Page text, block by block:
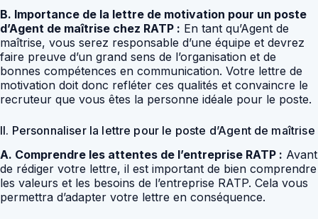
B. Importance de la lettre de motivation pour un poste
d’Agent de maîtrise chez RATP : En tant qu’Agent de
maîtrise, vous serez responsable d’une équipe et devrez
faire preuve d’un grand sens de l’organisation et de
bonnes compétences en communication. Votre lettre de
motivation doit donc refléter ces qualités et convaincre le
recruteur que vous êtes la personne idéale pour le poste.
II. Personnaliser la lettre pour le poste d’Agent de maîtrise
A. Comprendre les attentes de l’entreprise RATP : Avant
de rédiger votre lettre, il est important de bien comprendre
les valeurs et les besoins de l’entreprise RATP. Cela vous
permettra d’adapter votre lettre en conséquence.